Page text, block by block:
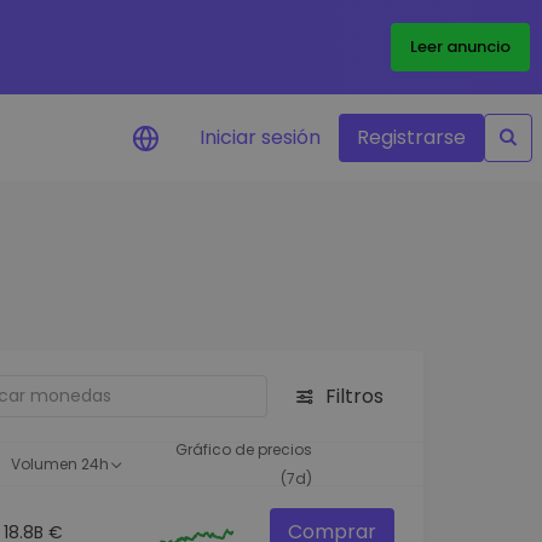
Leer anuncio
oportunidades de
inteligente para un
Iniciar sesión Registrarse
Filtros
Volumen 24h
Gráfico de precios
(7d)
18.8B € Comprar